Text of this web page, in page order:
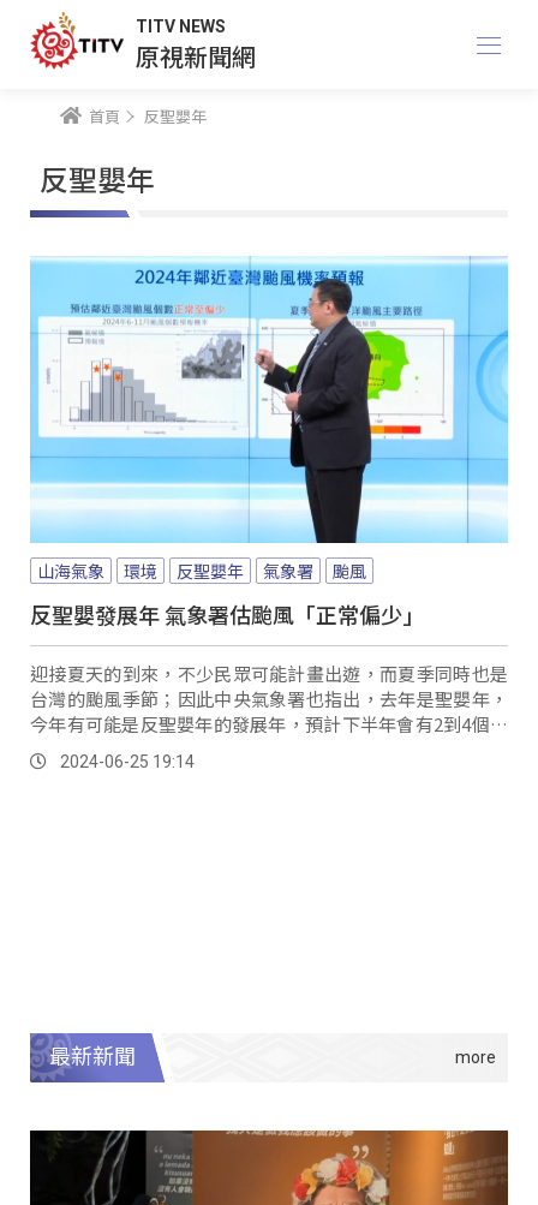
TITV NEWS
原視新聞網
首頁 反聖嬰年
反聖嬰年
山海氣象 環境 反聖嬰年 氣象署 颱風
反聖嬰發展年 氣象署估颱風「正常偏少」
迎接夏天的到來，不少民眾可能計畫出遊，而夏季同時也是
台灣的颱風季節；因此中央氣象署也指出，去年是聖嬰年，
今年有可能是反聖嬰年的發展年，預計下半年會有2到4個颱
風鄰近台灣。
2024-06-25 19:14
最新新聞